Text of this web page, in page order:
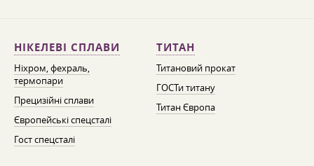
НІКЕЛЕВІ СПЛАВИ
Ніхром, фехраль,
термопари
Прецизійні сплави
Європейські спецсталі
Гост спецсталі
ТИТАН
Титановий прокат
ГОСТи титану
Титан Європа